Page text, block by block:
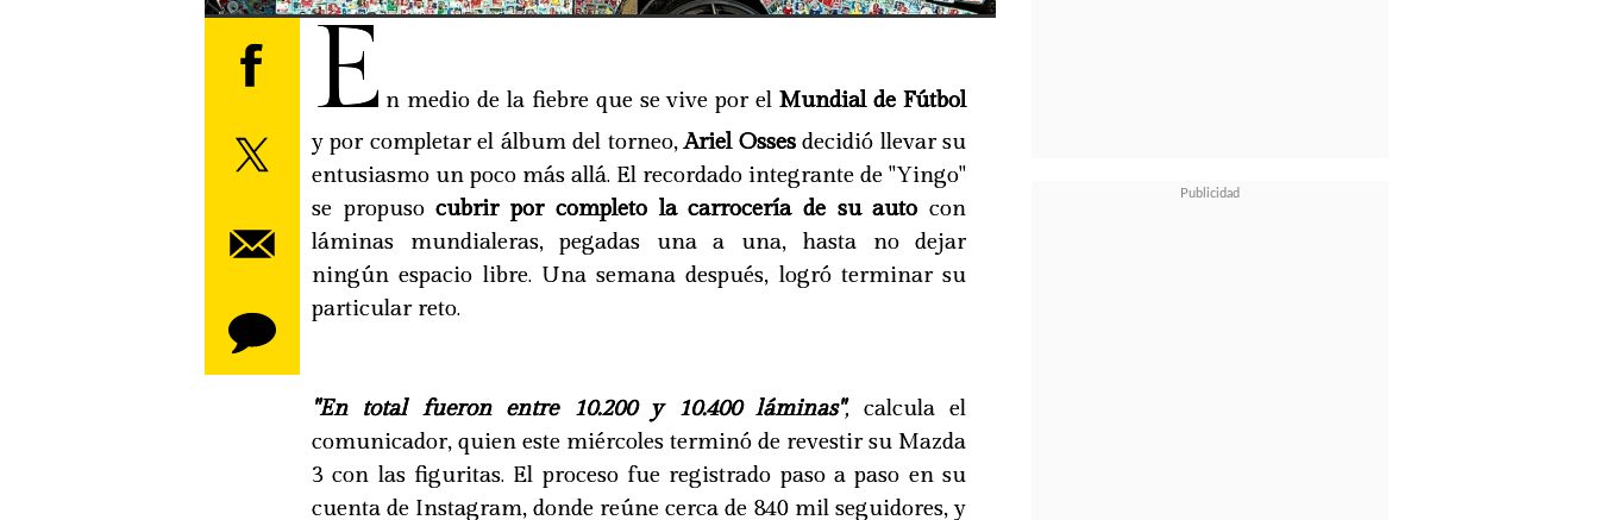
E n medio de la fiebre que se vive por elMundial de Fútbol
y por completar el álbum del torneo,Ariel Ossesdecidió llevar su
entusiasmo un poco más allá. El recordado integrante de "Yingo"
se propusocubrir por completo la carrocería de su auto con
láminas mundialeras, pegadas una a una, hasta no dejar
ningún espacio libre. Una semana después, logró terminar su
particular reto.
"En total fueron entre 10.200 y 10.400 láminas",calcula el
comunicador, quien este miércoles terminó de revestir su Mazda
3 con las figuritas. El proceso fue registrado paso a paso en su
cuenta de Instagram, donde reúne cerca de 840 mil seguidores, y